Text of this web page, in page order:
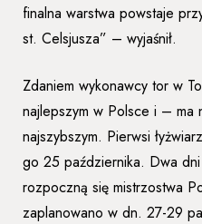
finalna warstwa powstaje
st. Celsjusza” – wyjaśnił.
Zdaniem wykonawcy tor w
najlepszym w Polsce i – ma
najszybszym. Pierwsi
go 25 października. Dwa
rozpoczną się mistrzostwa
zaplanowano w dn. 27-29